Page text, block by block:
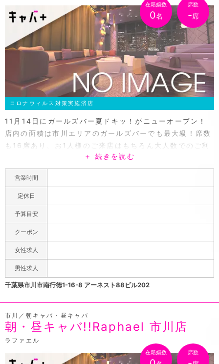
在籍嬢数
0名
席数
-席
コロナウィルス対策実施済店
11月14日にガールズバー夏ドキッ！がニューオープン！
店内の面積は市川エリアのガールズバーでも最大級！席数
も16席あり、お1人様のご来店はもちろん大人数でのご利
用も大歓迎です♪5名様以上でご利用の場合は、2時間1セ
ットでお1人様7,000円で飲み放題+パーティー盛りが付い
たパーティープランもご用意しています！カラオケやダー
ツも完備しているので、楽しくワイワイ盛り上がりたい方
は是非夏ドキッ！へお越しください♪夏ドキッ！では選べ
る2つの飲み放題コースがあります！1セット60分3,000
円のコースは焼酎(麦、芋、甲)割り物、ソフトドリンク、
ウイスキーが飲み放題です♪もう一つのコースは1セット
60分4,000円で上記の飲み放題メニューに+生ビール、カ
クテルが付きます！しかもおつまみを1品サービス致しま
す♪お1人様でも大人数でも楽しめる南行徳のガールズバー
＋ 続きを読む
営業時間
定休日
予算目安
クーポン
女性求人
男性求人
千葉県市川市南行徳1-16-8 アーネスト88ビル202
市川／朝キャバ・昼キャバ
朝・昼キャバ!!Raphael 市川店
ラファエル
在籍嬢数 席数